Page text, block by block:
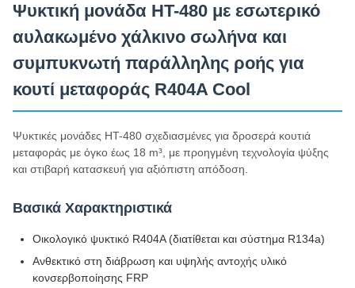
Ψυκτική μονάδα HT-480 με εσωτερικό
αυλακωμένο χάλκινο σωλήνα και
συμπυκνωτή παράλληλης ροής για
κουτί μεταφοράς R404A Cool
Ψυκτικές μονάδες HT-480 σχεδιασμένες για δροσερά κουτιά
μεταφοράς με όγκο έως 18 m³, με προηγμένη τεχνολογία ψύξης
και στιβαρή κατασκευή για αξιόπιστη απόδοση.
Βασικά Χαρακτηριστικά
Οικολογικό ψυκτικό R404A (διατίθεται και σύστημα R134a)
Ανθεκτικό στη διάβρωση και υψηλής αντοχής υλικό
κονσερβοποίησης FRP